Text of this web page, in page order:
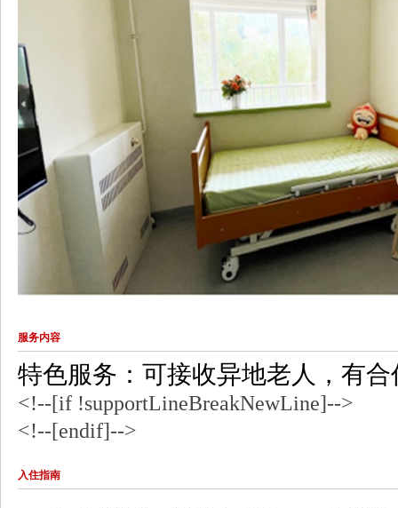
服务内容
特色服务：可接收异地老人，有合
<!--[if !supportLineBreakNewLine]-->
<!--[endif]-->
入住指南